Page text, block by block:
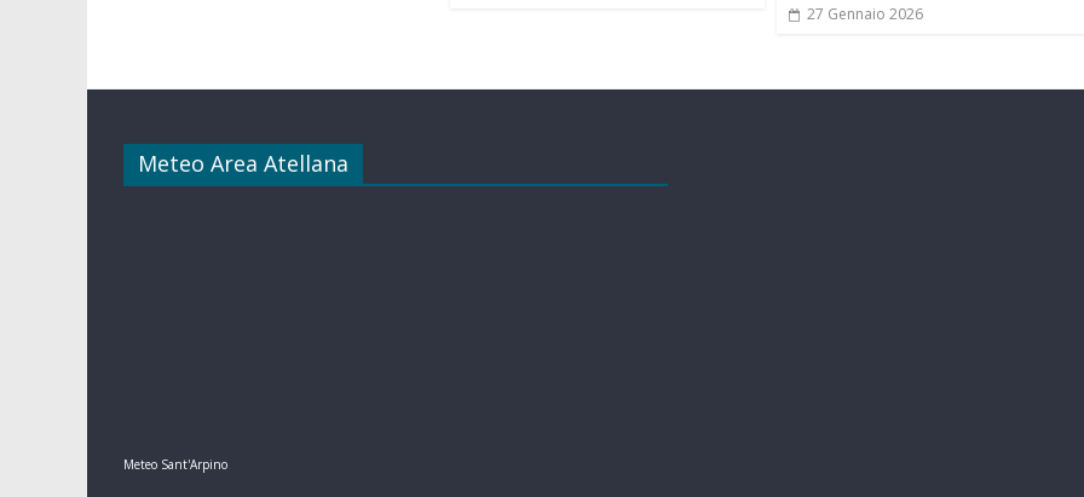
27 Gennaio 2026
Meteo Area Atellana
Meteo Sant'Arpino